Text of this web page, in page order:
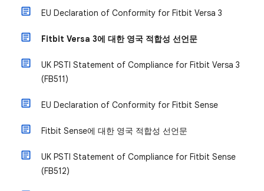
EU Declaration of Conformity for Fitbit Versa 3
Fitbit Versa 3에 대한 영국 적합성 선언문
UK PSTI Statement of Compliance for Fitbit Versa 3
(FB511)
EU Declaration of Conformity for Fitbit Sense
Fitbit Sense에 대한 영국 적합성 선언문
UK PSTI Statement of Compliance for Fitbit Sense
(FB512)